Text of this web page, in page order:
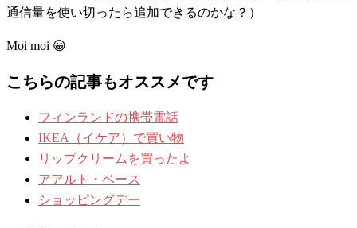
通信量を使い切ったら追加できるのかな？）
Moi moi 😀
こちらの記事もオススメです
フィンランドの携帯電話
IKEA（イケア）で買い物
リップクリームを買ったよ
アアルト・ベース
ショッピングデー